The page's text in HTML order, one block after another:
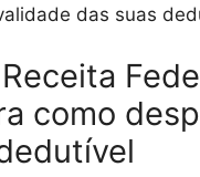
das suas
como